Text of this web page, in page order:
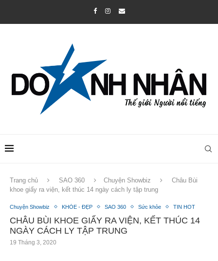
Trang chủ SAO 360 Chuyện Showbiz
Châu Bùi
khoe giấy ra viện, kết thúc 14 ngày cách ly tập trung
Chuyện Showbiz KHỎE - ĐẸP SAO 360 Sức khỏe TIN HOT
CHÂU BÙI KHOE GIẤY RA VIỆN, KẾT THÚC 14
NGÀY CÁCH LY TẬP TRUNG
19 Tháng 3, 2020